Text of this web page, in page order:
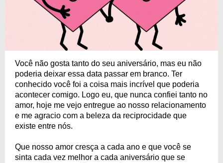
Você não gosta tanto do seu aniversário, mas eu não
poderia deixar essa data passar em branco. Ter
conhecido você foi a coisa mais incrível que poderia
acontecer comigo. Logo eu, que nunca confiei tanto no
amor, hoje me vejo entregue ao nosso relacionamento
e me agracio com a beleza da reciprocidade que
existe entre nós.
Que nosso amor cresça a cada ano e que você se
sinta cada vez melhor a cada aniversário que se